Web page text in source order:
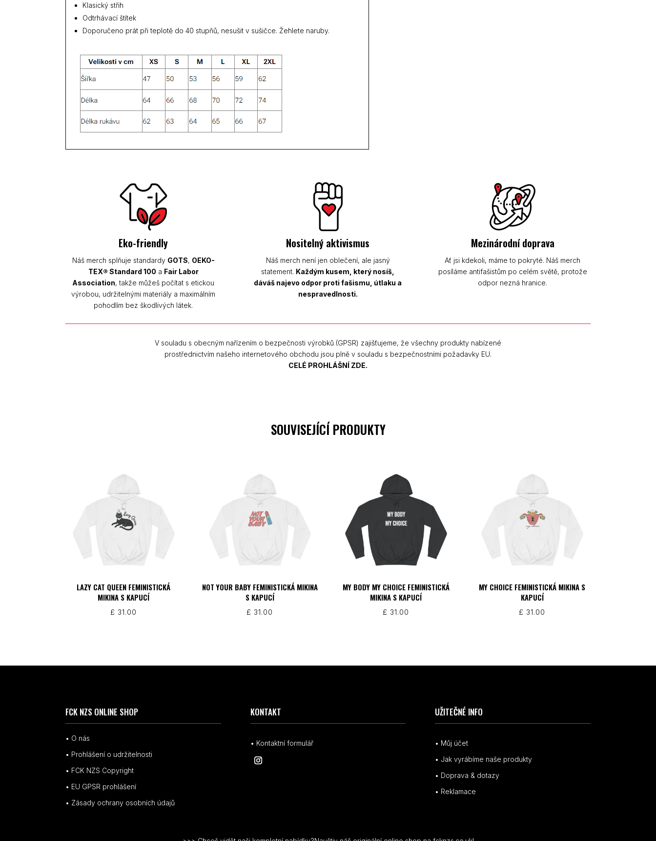
Klasický střih
Odtrhávací štítek
Doporučeno prát při teplotě do 40 stupňů, nesušit v sušičce. Žehlete naruby.
Eko-friendly
Náš merch splňuje standardy GOTS, OEKO-
TEX® Standard 100 a Fair Labor
Association, takže můžeš počítat s etickou
výrobou, udržitelnými materiály a maximálním
pohodlím bez škodlivých látek.
Nositelný aktivismus
Náš merch není jen oblečení, ale jasný
statement. Každým kusem, který nosíš,
dáváš najevo odpor proti fašismu, útlaku a
nespravedlnosti.
Mezinárodní doprava
Ať jsi kdekoli, máme to pokryté. Náš merch
posíláme antifašistům po celém světě, protože
odpor nezná hranice.
V souladu s obecným nařízením o bezpečnosti výrobků (GPSR) zajišťujeme, že všechny produkty nabízené
prostřednictvím našeho internetového obchodu jsou plně v souladu s bezpečnostními požadavky EU.
CELÉ PROHLÁŠNÍ ZDE.
SOUVISEJÍCÍ PRODUKTY
LAZY CAT QUEEN FEMINISTICKÁ
MIKINA S KAPUCÍ
£ 31.00
NOT YOUR BABY FEMINISTICKÁ MIKINA
S KAPUCÍ
£ 31.00
MY BODY MY CHOICE FEMINISTICKÁ
MIKINA S KAPUCÍ
£ 31.00
MY CHOICE FEMINISTICKÁ MIKINA S
KAPUCÍ
£ 31.00
FCK NZS ONLINE SHOP
• O nás
• Prohlášení o udržitelnosti
• FCK NZS Copyright
• EU GPSR prohlášení
• Zásady ochrany osobních údajů
KONTAKT
• Kontaktní formulář
UŽITEČNÉ INFO
• Můj účet
• Jak vyrábíme naše produkty
• Doprava & dotazy
• Reklamace